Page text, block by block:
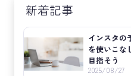
新着記事
インスタの
を使いこな
目指そう
2025/08/27